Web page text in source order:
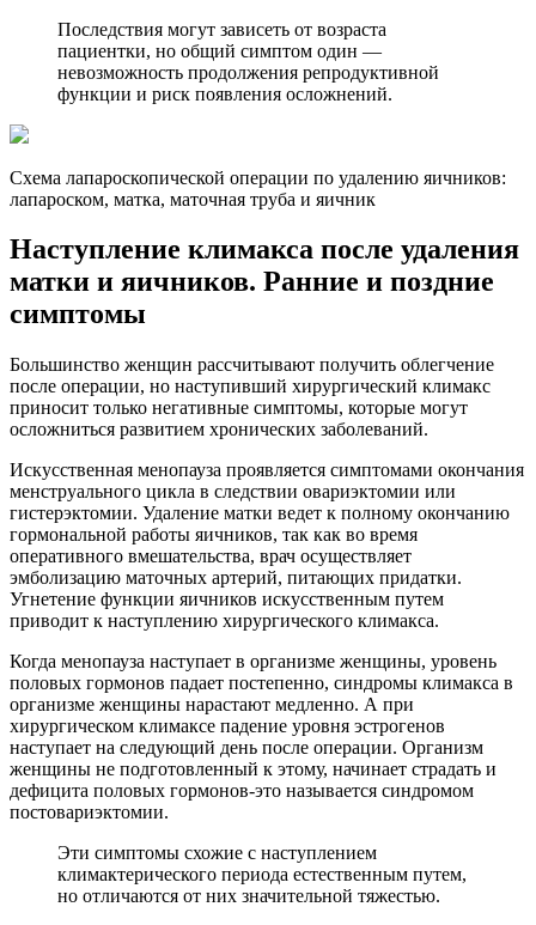
Последствия могут зависеть от возраста
пациентки, но общий симптом один —
невозможность продолжения репродуктивной
функции и риск появления осложнений.
Схема лапароскопической операции по удалению яичников:
лапароском, матка, маточная труба и яичник
Наступление климакса после удаления
матки и яичников. Ранние и поздние
симптомы
Большинство женщин рассчитывают получить облегчение
после операции, но наступивший хирургический климакс
приносит только негативные симптомы, которые могут
осложниться развитием хронических заболеваний.
Искусственная менопауза проявляется симптомами окончания
менструального цикла в следствии овариэктомии или
гистерэктомии. Удаление матки ведет к полному окончанию
гормональной работы яичников, так как во время
оперативного вмешательства, врач осуществляет
эмболизацию маточных артерий, питающих придатки.
Угнетение функции яичников искусственным путем
приводит к наступлению хирургического климакса.
Когда менопауза наступает в организме женщины, уровень
половых гормонов падает постепенно, синдромы климакса в
организме женщины нарастают медленно. А при
хирургическом климаксе падение уровня эстрогенов
наступает на следующий день после операции. Организм
женщины не подготовленный к этому, начинает страдать и
дефицита половых гормонов-это называется синдромом
постовариэктомии.
Эти симптомы схожие с наступлением
климактерического периода естественным путем,
но отличаются от них значительной тяжестью.